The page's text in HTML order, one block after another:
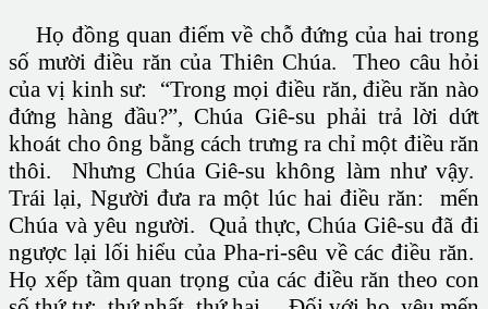
Họ đồng quan điểm về chỗ đứng của hai trong
số mười điều răn của Thiên Chúa. Theo câu hỏi
của vị kinh sư: “Trong mọi điều răn, điều răn nào
đứng hàng đầu?”, Chúa Giê-su phải trả lời dứt
khoát cho ông bằng cách trưng ra chỉ một điều răn
thôi. Nhưng Chúa Giê-su không làm như vậy.
Trái lại, Người đưa ra một lúc hai điều răn: mến
Chúa và yêu người. Quả thực, Chúa Giê-su đã đi
ngược lại lối hiểu của Pha-ri-sêu về các điều răn.
Họ xếp tầm quan trọng của các điều răn theo con